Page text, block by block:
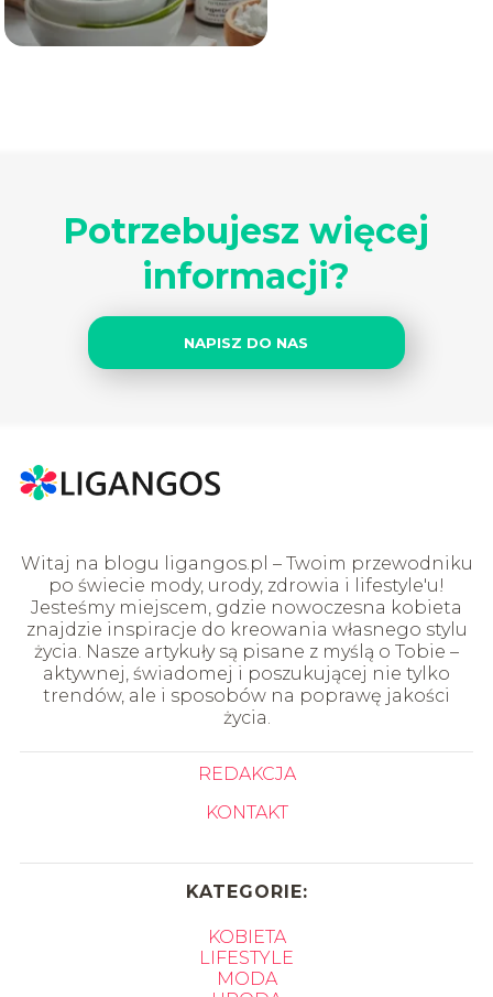
Potrzebujesz więcej
informacji?
NAPISZ DO NAS
Witaj na blogu ligangos.pl – Twoim przewodniku
po świecie mody, urody, zdrowia i lifestyle'u!
Jesteśmy miejscem, gdzie nowoczesna kobieta
znajdzie inspiracje do kreowania własnego stylu
życia. Nasze artykuły są pisane z myślą o Tobie –
aktywnej, świadomej i poszukującej nie tylko
trendów, ale i sposobów na poprawę jakości
życia.
REDAKCJA
KONTAKT
KATEGORIE:
KOBIETA
LIFESTYLE
MODA